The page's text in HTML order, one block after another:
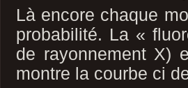
Là encore chaque
probabilité. La «
de rayonnement X)
montre la courbe ci